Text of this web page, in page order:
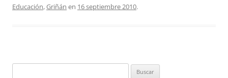
Educación,Griñán en 16 septiembre 2010.